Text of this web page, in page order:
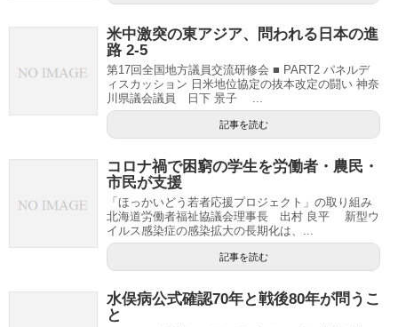
米中激突の東アジア、問われる日本の進
路 2-5
第17回全国地方議員交流研修会 ■ PART2 パネルデ
ィスカッション 日米地位協定の抜本改定の闘い 神奈
川県議会議員 日下 景子 ...
記事を読む
コロナ禍で困窮の学生を労働者・農民・
市民が支援
「ほっかいどう若者応援プロジェクト」の取り組み
北海道労働者福祉協議会理事長 出村 良平 新型ウ
イルス感染症の感染拡大の長期化は、...
記事を読む
水俣病公式確認70年と戦後80年が問うこ
と